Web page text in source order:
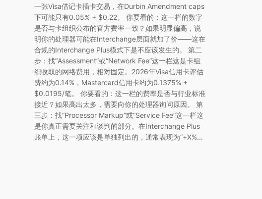
一张Visa借记卡插卡交易，在Durbin Amendment caps
下可能只有0.05% + $0.22。 你要看的：这一栏的数字
是否与卡组织公布的官方费率一致？如果明显偏高，说
明你的处理器可能在Interchange层面就加了价——这在
合规的Interchange Plus模式下是不应该发生的。 第二
步：找“Assessment”或“Network Fee”这一栏这是卡组
织收取的网络费用，相对固定。2026年Visa信用卡评估
费约为0.14%，Mastercard信用卡约为0.1375% +
$0.0195/笔。 你要看的：这一栏的费率是否与行业标准
接近？如果高出太多，需要向你的处理器询问原因。 第
三步：找“Processor Markup”或“Service Fee”这一栏这
是你真正需要关注和谈判的部分。在Interchange Plus
账单上，这一项应该是单独列出的，通常表现为“+X%…